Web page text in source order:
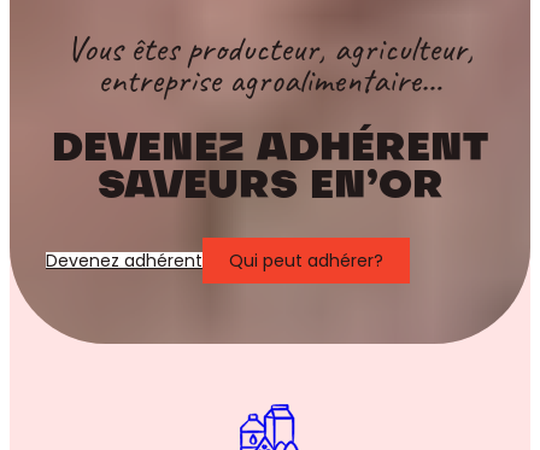
Vous êtes producteur, agriculteur,
entreprise agroalimentaire…
DEVENEZ ADHÉRENT
SAVEURS EN’OR
Devenez adhérent Qui peut adhérer?